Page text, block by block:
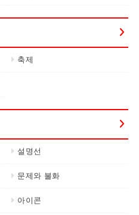
축제
설명선
문제와 불화
아이콘